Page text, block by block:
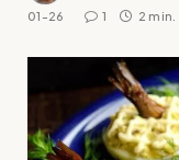
01-26 1 2